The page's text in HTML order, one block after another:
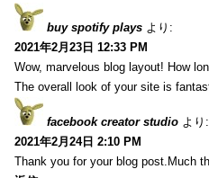
buy spotify plays より:
2021年2月23日 12:33 PM
Wow, marvelous blog layout! How
The overall look of your site is
facebook creator studio より:
2021年2月24日 2:10 PM
Thank you for your blog post.Much